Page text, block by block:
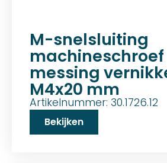
M-snelsluiting
machineschroef
messing
M4x20 mm
Artikelnummer: 30.1726.12
Bekijken